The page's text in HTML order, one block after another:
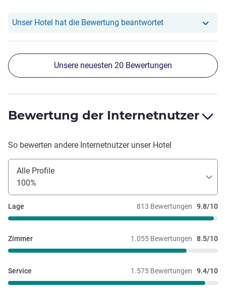
Unser Hotel hat die Bewertung beantwortetUnser Hotel hat
Unsere neuesten 20 Bewertungen
Bewertung der Internetnutzer
So bewerten andere Internetnutzer unser Hotel
Alle Profile
100%
813 Bewertungen 9.8/10
Lage
1.055 Bewertungen 8.5/10
Zimmer
1.575 Bewertungen 9.4/10
Service